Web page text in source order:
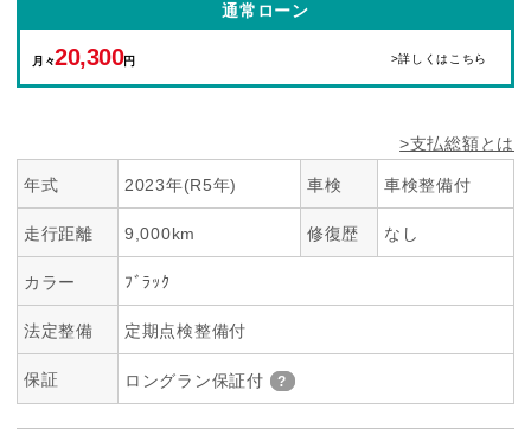
通常ローン
月々20,300円 >詳しくはこちら
>支払総額とは
年式 2023年(R5年) 車検 車検整備付
走行距離 9,000km 修復歴 なし
カラー ﾌﾞﾗｯｸ
法定整備 定期点検整備付
保証 ロングラン保証付